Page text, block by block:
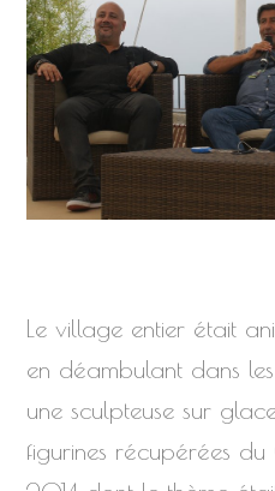
Le village entier était
en déambulant dans
une sculpteuse sur
figurines récupérées